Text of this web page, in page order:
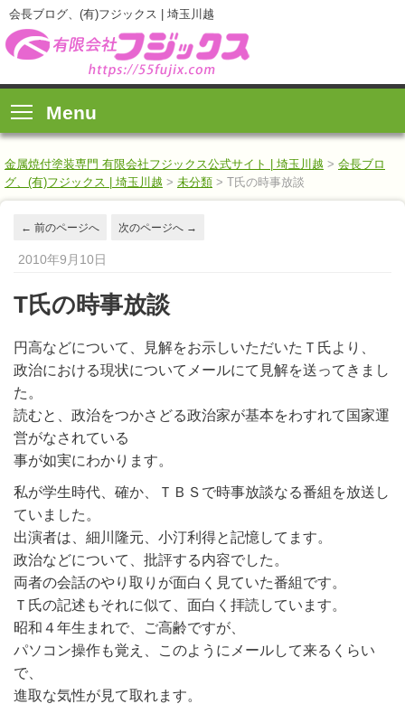
会長ブログ、(有)フジックス | 埼玉川越
Menu
金属焼付塗装専門 有限会社フジックス公式サイト | 埼玉川越 > 会長ブロ
グ、(有)フジックス | 埼玉川越 > 未分類 > T氏の時事放談
← 前のページへ 次のページへ →
2010年9月10日
T氏の時事放談
円高などについて、見解をお示しいただいたＴ氏より、
政治における現状についてメールにて見解を送ってきまし
た。
読むと、政治をつかさどる政治家が基本をわすれて国家運
営がなされている
事が如実にわかります。
私が学生時代、確か、ＴＢＳで時事放談なる番組を放送し
ていました。
出演者は、細川隆元、小汀利得と記憶してます。
政治などについて、批評する内容でした。
両者の会話のやり取りが面白く見ていた番組です。
Ｔ氏の記述もそれに似て、面白く拝読しています。
昭和４年生まれで、ご高齢ですが、
パソコン操作も覚え、このようにメールして来るくらい
で、
進取な気性が見て取れます。